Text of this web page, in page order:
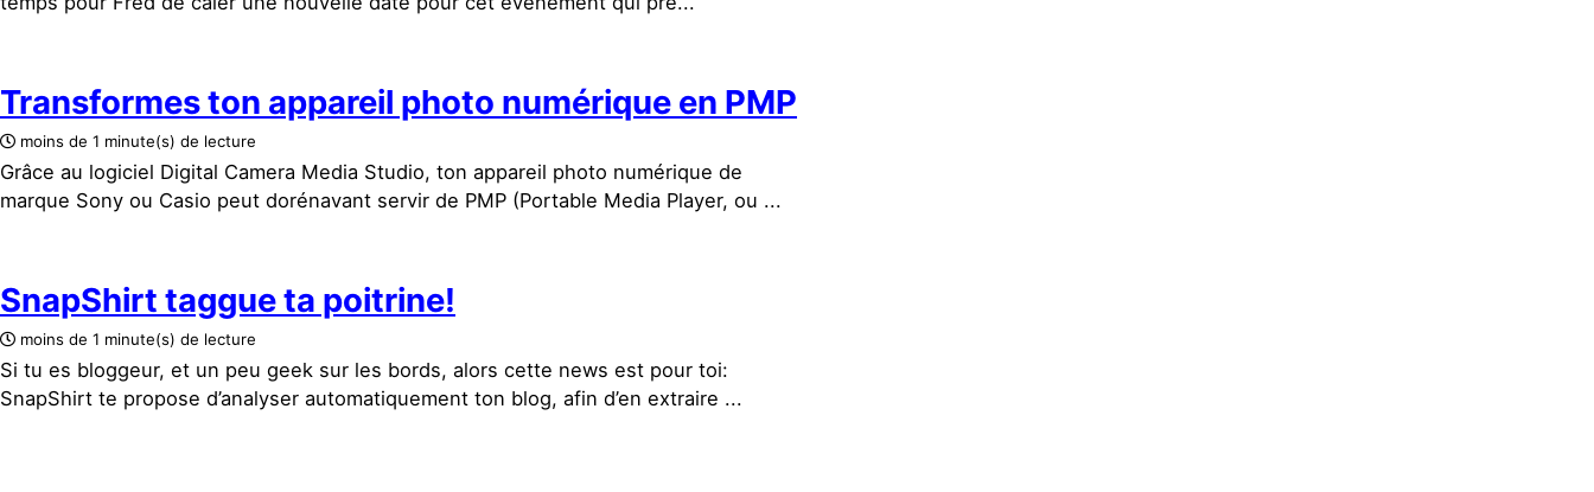
Transformes ton appareil photo numérique en PMP
moins de 1 minute(s) de lecture
Grâce au logiciel Digital Camera Media Studio, ton appareil photo numérique de
marque Sony ou Casio peut dorénavant servir de PMP (Portable Media Player, ou ...
SnapShirt taggue ta poitrine!
moins de 1 minute(s) de lecture
Si tu es bloggeur, et un peu geek sur les bords, alors cette news est pour toi:
SnapShirt te propose d’analyser automatiquement ton blog, afin d’en extraire ...